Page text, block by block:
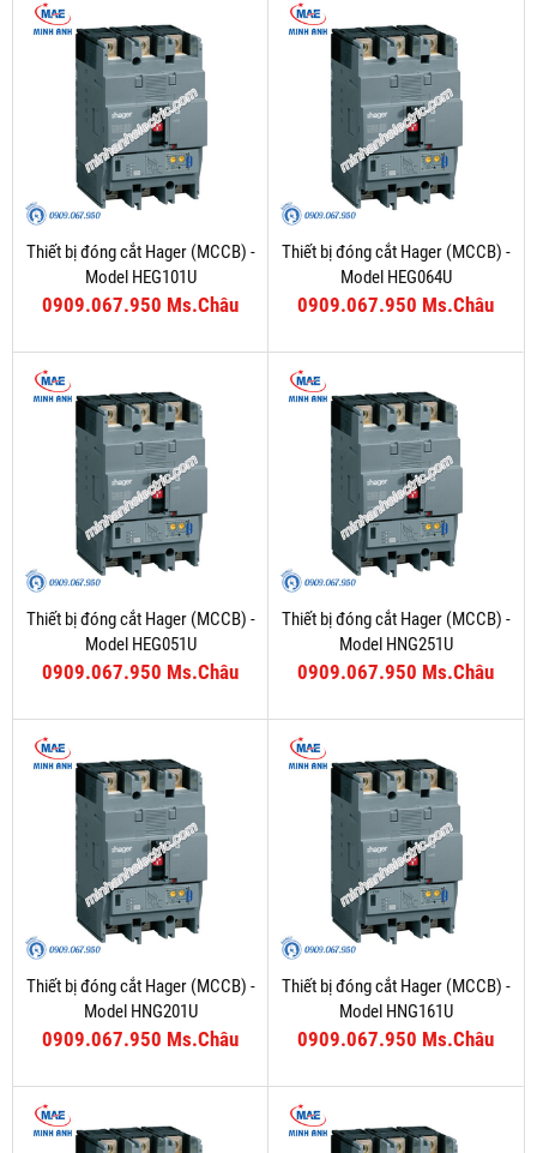
Thiết bị đóng cắt Hager (MCCB) -
Model HEG101U
0909.067.950 Ms.Châu
Thiết bị đóng cắt Hager (MCCB) -
Model HEG064U
0909.067.950 Ms.Châu
Thiết bị đóng cắt Hager (MCCB) -
Model HEG051U
0909.067.950 Ms.Châu
Thiết bị đóng cắt Hager (MCCB) -
Model HNG251U
0909.067.950 Ms.Châu
Thiết bị đóng cắt Hager (MCCB) -
Model HNG201U
0909.067.950 Ms.Châu
Thiết bị đóng cắt Hager (MCCB) -
Model HNG161U
0909.067.950 Ms.Châu